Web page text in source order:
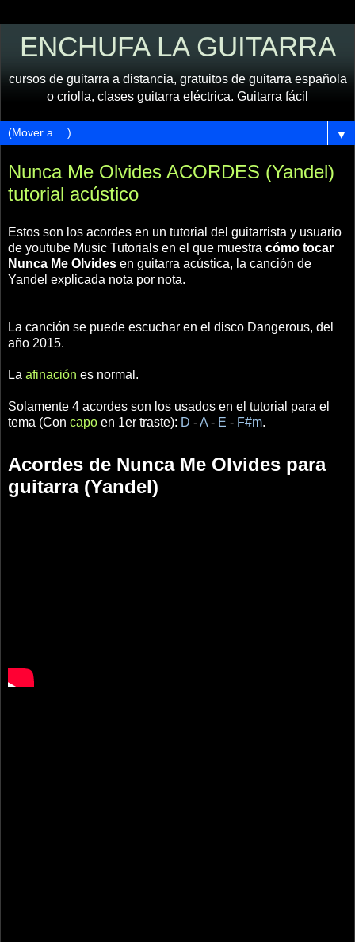
ENCHUFA LA GUITARRA
cursos de guitarra a distancia, gratuitos de guitarra española
o criolla, clases guitarra eléctrica. Guitarra fácil
▼
Nunca Me Olvides ACORDES (Yandel)
tutorial acústico
Estos son los acordes en un tutorial del guitarrista y usuario
de youtube Music Tutorials en el que muestra cómo tocar
Nunca Me Olvides en guitarra acústica, la canción de
Yandel explicada nota por nota.
La canción se puede escuchar en el disco Dangerous, del
año 2015.
La afinación es normal.
Solamente 4 acordes son los usados en el tutorial para el
tema (Con capo en 1er traste): D -A - E - F#m.
Acordes de Nunca Me Olvides para
guitarra (Yandel)